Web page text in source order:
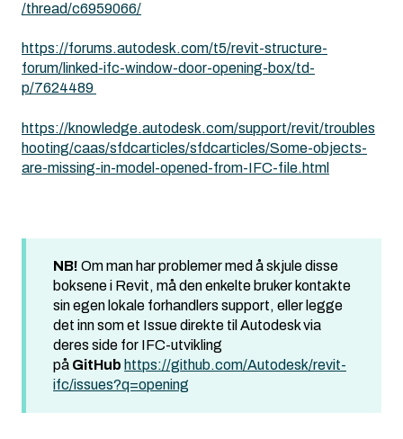
/thread/c6959066/
https://forums.autodesk.com/t5/revit-structure-
forum/linked-ifc-window-door-opening-box/td-
p/7624489
https://knowledge.autodesk.com/support/revit/troubles
hooting/caas/sfdcarticles/sfdcarticles/Some-objects-
are-missing-in-model-opened-from-IFC-file.html
NB! Om man har problemer med å skjule disse
boksene i Revit, må den enkelte bruker kontakte
sin egen lokale forhandlers support, eller legge
det inn som et Issue direkte til Autodesk via
deres side for IFC-utvikling
på GitHub https://github.com/Autodesk/revit-
ifc/issues?q=opening